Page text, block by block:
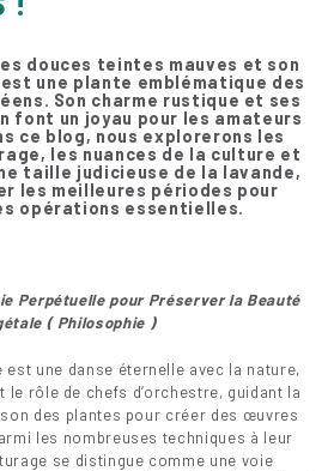
douces teintes mauves et son
une plante emblématique des
Son charme rustique et ses
font un joyau pour les amateurs
ce blog, nous explorerons les
les nuances de la culture et
taille judicieuse de la lavande,
les meilleures périodes pour
opérations essentielles.
Perpétuelle pour Préserver la Beauté
( Philosophie )
est une danse éternelle avec la nature,
rôle de chefs d’orchestre, guidant la
des plantes pour créer des œuvres
les nombreuses techniques à leur
se distingue comme une voie